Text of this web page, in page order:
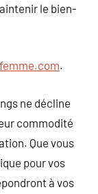
le bien-
.
ne décline
commodité
Que vous
pour vos
à vos